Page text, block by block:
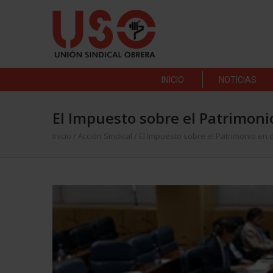
INICIO NOTICIAS
El Impuesto sobre el
Inicio Acción Sindical El Impuesto sobre el Patrimonio